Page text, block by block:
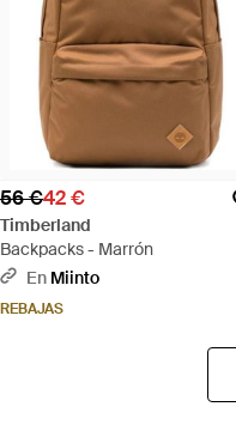
56 €42 €
Timberland
Backpacks - Marrón
En Miinto
REBAJAS